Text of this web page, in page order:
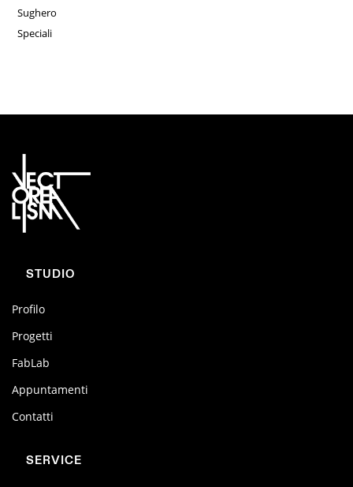
Sughero
Speciali
STUDIO
Profilo
Progetti
FabLab
Appuntamenti
Contatti
SERVICE